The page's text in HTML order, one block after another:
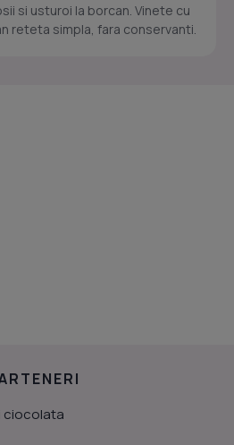
si usturoi la borcan. Vinete cu
reteta simpla, fara conservanti.